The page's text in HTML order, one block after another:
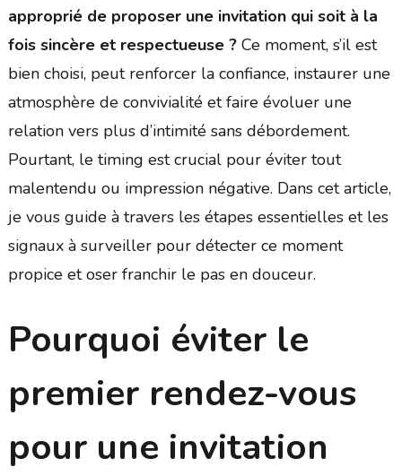
approprié de proposer une invitation qui soit à la
fois sincère et respectueuse ?Ce moment, s’il est
bien choisi, peut renforcer la confiance, instaurer une
atmosphère de convivialité et faire évoluer une
relation vers plus d’intimité sans débordement.
Pourtant, le timing est crucial pour éviter tout
malentendu ou impression négative. Dans cet article,
je vous guide à travers les étapes essentielles et les
signaux à surveiller pour détecter ce moment
propice et oser franchir le pas en douceur.
Pourquoi éviter le
premier rendez-vous
pour une invitation